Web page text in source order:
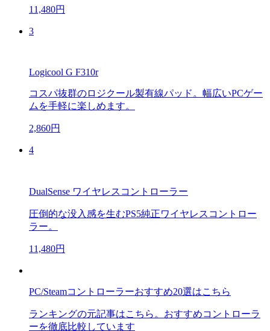
11,480円
3
Logicool G F310r
コスパ抜群のロジクール製有線パッド。幅広いPCゲー
ムを手軽に楽しめます。
2,860円
4
DualSense ワイヤレスコントローラー
圧倒的な没入感を生むPS5純正ワイヤレスコントロー
ラー。
11,480円
PC/Steamコントローラーおすすめ20選はこちら
ランキングの元記事はこちら。おすすめコントローラ
ーを徹底比較しています